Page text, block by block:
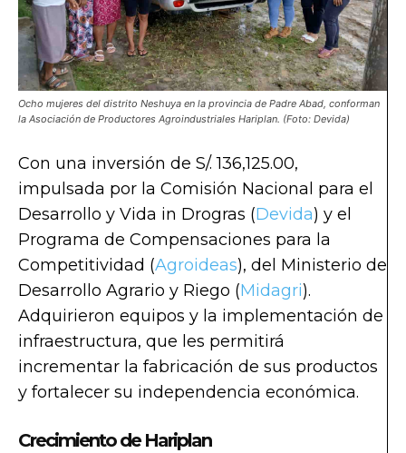
Ocho mujeres del distrito Neshuya en la provincia de Padre Abad, conforman
la Asociación de Productores Agroindustriales Hariplan. (Foto: Devida)
Con una inversión de S/. 136,125.00,
impulsada por la Comisión Nacional para el
Desarrollo y Vida in Drogras (Devida) y el
Programa de Compensaciones para la
Competitividad (Agroideas), del Ministerio de
Desarrollo Agrario y Riego (Midagri).
Adquirieron equipos y la implementación de
infraestructura, que les permitirá
incrementar la fabricación de sus productos
y fortalecer su independencia económica.
Crecimiento de Hariplan